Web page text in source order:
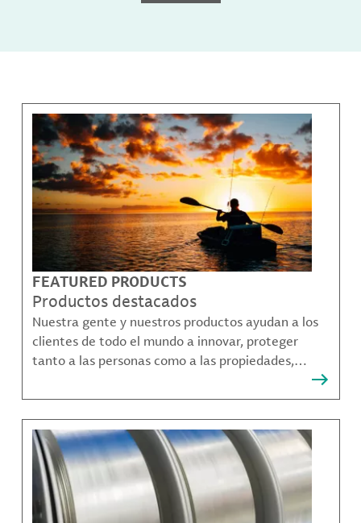
FEATURED PRODUCTS
Productos destacados
Nuestra gente y nuestros productos ayudan a los
clientes de todo el mundo a innovar, proteger
tanto a las personas como a las propiedades,
sostenibles de moverse, comunicarse y prosperar.